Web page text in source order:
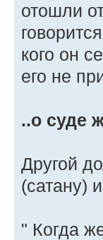
отошли
кого он
его не
..о суде
Другой
(сатану)
" Когда